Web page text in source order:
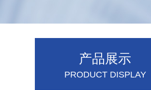
产品展示
PRODUCT DISPLAY